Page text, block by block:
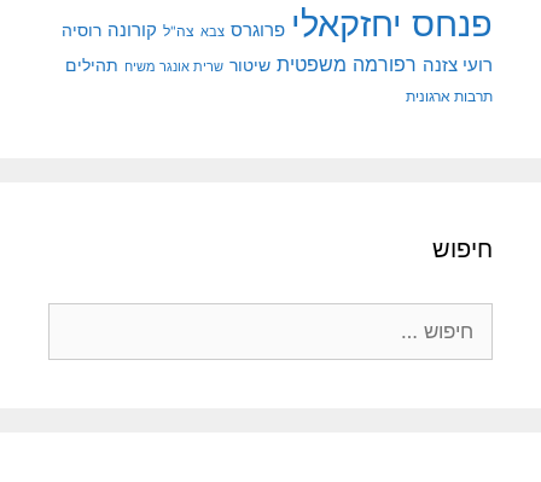
פנחס יחזקאלי פרוגרס צבא צה"ל קורונה רוסיה
רועי צזנה רפורמה משפטית שיטור שרית אונגר משיח תהילים
תרבות ארגונית
חיפוש